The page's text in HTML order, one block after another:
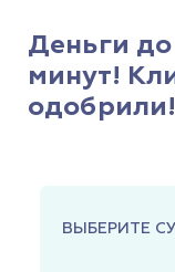
Деньги
минут!
одобрили!
ВЫБЕРИТЕ